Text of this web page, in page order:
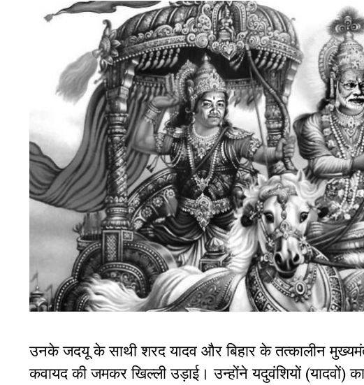
उनके जदयू के साथी शरद यादव और बिहार के तत्कालीन
कवायद की जमकर खिल्ली उड़ाई। उन्होंने यदुवंशियों (यादवों)